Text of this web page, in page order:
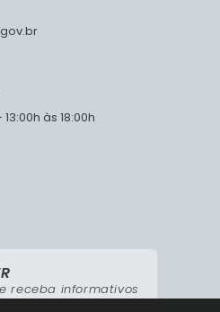
às 18:00h
receba informativos